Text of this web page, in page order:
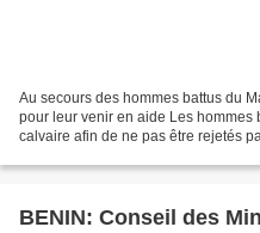
Au secours des hommes battus du
pour leur venir en aide Les hommes
calvaire afin de ne pas être rejetés
BENIN: Conseil des